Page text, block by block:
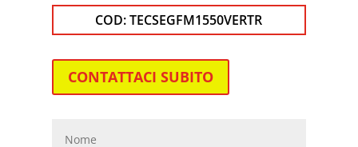
COD:TECSEGFM1550VERTR
CONTATTACI SUBITO